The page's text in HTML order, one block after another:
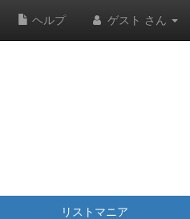
ヘルプ ゲスト さん
リストマニア